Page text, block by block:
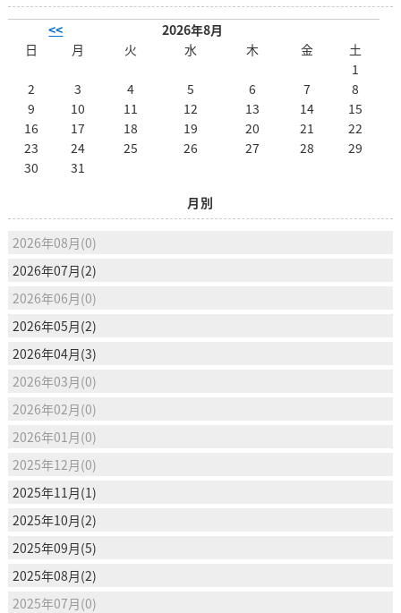
<<
2026年8月
日
月 火 水 木 金
土
1
2
3 4 5 6 7
8
9
10 11 12 13 14
15
16
17 18 19 20 21
22
23
24 25 26 27 28
29
30
31
月別
2026年08月(0)
2026年07月(2)
2026年06月(0)
2026年05月(2)
2026年04月(3)
2026年03月(0)
2026年02月(0)
2026年01月(0)
2025年12月(0)
2025年11月(1)
2025年10月(2)
2025年09月(5)
2025年08月(2)
2025年07月(0)